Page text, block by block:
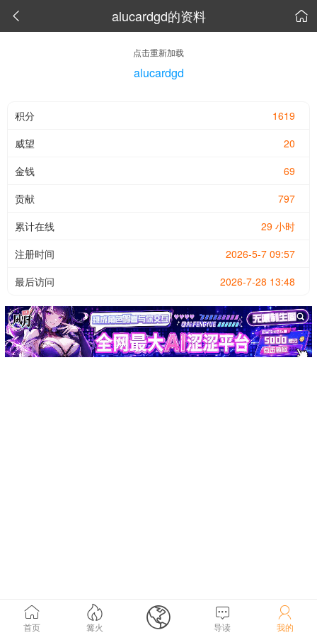
 alucardgd的资料 
点击重新加载
alucardgd
1619
积分
20
威望
69
金钱
797
贡献
29 小时
累计在线
2026-5-7 09:57
注册时间
2026-7-28 13:48
最后访问

首页

篝火  
导读

我的